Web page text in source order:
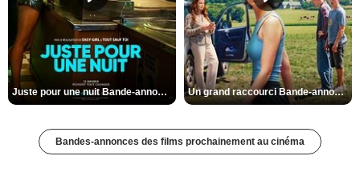
Juste pour une nuit Bande-annonce VO STFR Un grand raccourci Bande-annonce VF
Bandes-annonces des films prochainement au cinéma